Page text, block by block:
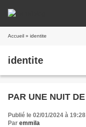
Accueil » identite
identite
PAR UNE NUIT
Publié le 02/01/2024 à 19:28
Par emmila